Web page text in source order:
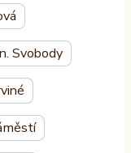
Svobody